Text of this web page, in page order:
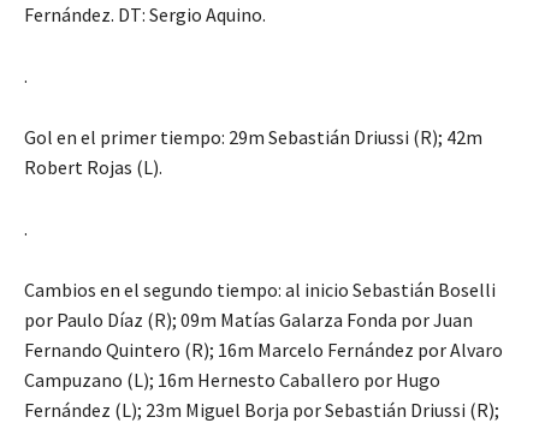
Fernández. DT: Sergio Aquino.
.
Gol en el primer tiempo: 29m Sebastián Driussi (R); 42m
Robert Rojas (L).
.
Cambios en el segundo tiempo: al inicio Sebastián Boselli
por Paulo Díaz (R); 09m Matías Galarza Fonda por Juan
Fernando Quintero (R); 16m Marcelo Fernández por Alvaro
Campuzano (L); 16m Hernesto Caballero por Hugo
Fernández (L); 23m Miguel Borja por Sebastián Driussi (R);